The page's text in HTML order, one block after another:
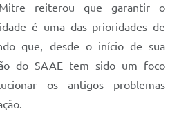
reiterou que garantir o
é uma das prioridades de
que, desde o início de sua
do SAAE tem sido um foco
os antigos problemas